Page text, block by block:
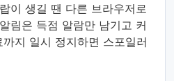
이 생길 땐 다른 브라우저로
림은 득점 알람만 남기고 커
지 일시 정지하면 스포일러